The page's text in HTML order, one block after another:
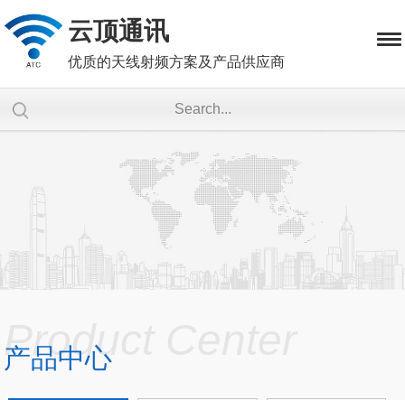
云顶通讯
优质的天线射频方案及产品供应商
Product Center
产品中心